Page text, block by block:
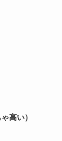
高い）